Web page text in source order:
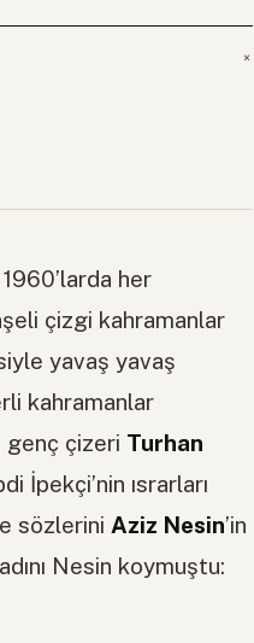
her
çizgi kahramanlar
yavaş yavaş
kahramanlar
genç çizeri Turhan
İpekçi’nin ısrarları
sözlerini Aziz Nesin’in
Nesin koymuştu: